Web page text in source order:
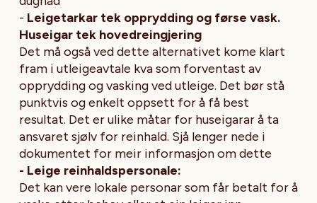
- Leigetarkar tek opprydding og førse vask.
Huseigar tek hovedreingjering
Det må også ved dette alternativet kome klart
fram i utleigeavtale kva som forventast av
opprydding og vasking ved utleige. Det bør stå
punktvis og enkelt oppsett for å få best
resultat. Det er ulike måtar for huseigarar å ta
ansvaret sjølv for reinhald. Sjå lenger nede i
dokumentet for meir informasjon om dette
- Leige reinhaldspersonale:
Det kan vere lokale personar som får betalt for å